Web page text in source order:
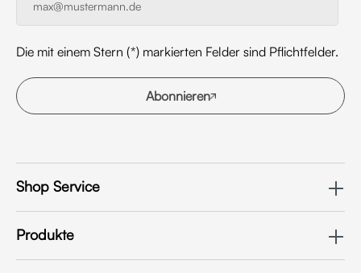
Shop Service
Produkte
Die mit einem Stern (*) markierten Felder sind Pflichtfelder.
Abonnieren